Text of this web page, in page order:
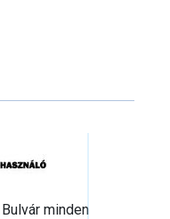
minden